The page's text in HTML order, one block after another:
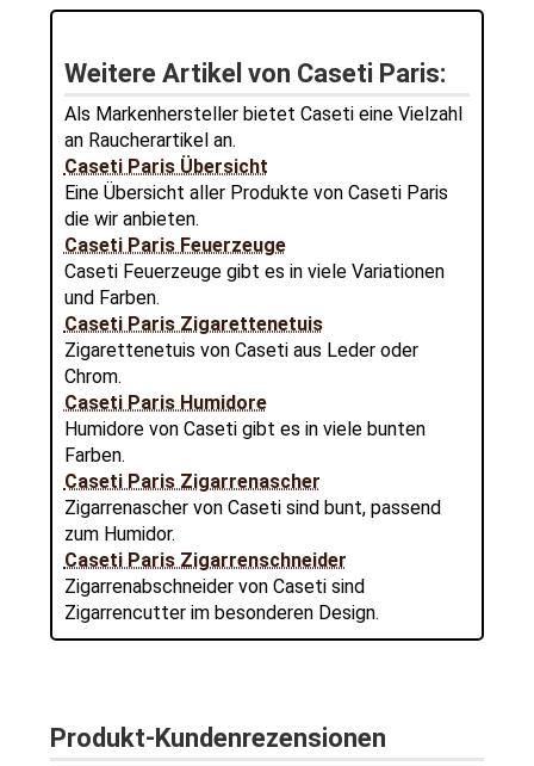
Weitere Artikel von Caseti Paris:
Als Markenhersteller bietet Caseti eine Vielzahl
an Raucherartikel an.
Caseti Paris Übersicht
Eine Übersicht aller Produkte von Caseti Paris
die wir anbieten.
Caseti Paris Feuerzeuge
Caseti Feuerzeuge gibt es in viele Variationen
und Farben.
Caseti Paris Zigarettenetuis
Zigarettenetuis von Caseti aus Leder oder
Chrom.
Caseti Paris Humidore
Humidore von Caseti gibt es in viele bunten
Farben.
Caseti Paris Zigarrenascher
Zigarrenascher von Caseti sind bunt, passend
zum Humidor.
Caseti Paris Zigarrenschneider
Zigarrenabschneider von Caseti sind
Zigarrencutter im besonderen Design.
Produkt-Kundenrezensionen